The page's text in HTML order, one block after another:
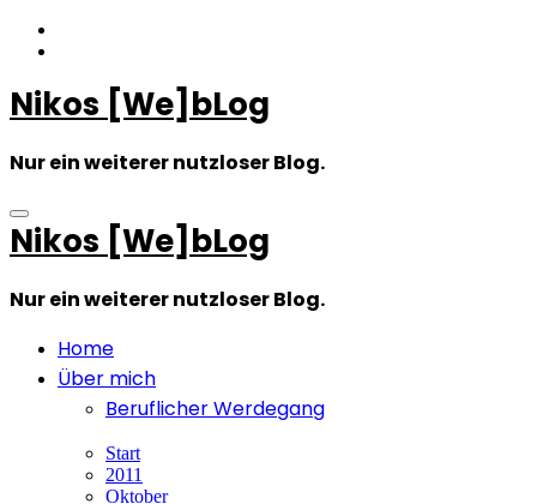
Zum
Inhalt
Nikos [We]bLog
Nur ein weiterer nutzloser Blog.
Nikos [We]bLog
Nur ein weiterer nutzloser Blog.
Home
Über mich
Beruflicher Werdegang
Start
2011
Oktober